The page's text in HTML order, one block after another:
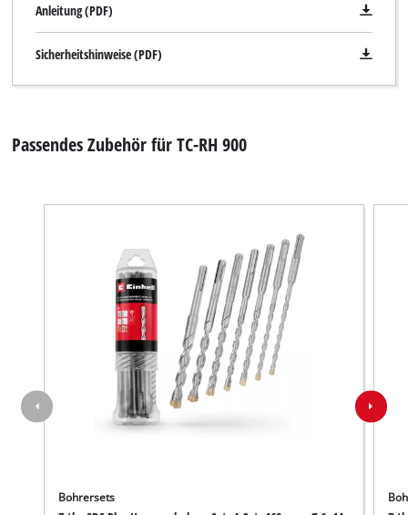
Anleitung (PDF)
Sicherheitshinweise (PDF)
Passendes Zubehör für TC-RH 900
Bohrersets